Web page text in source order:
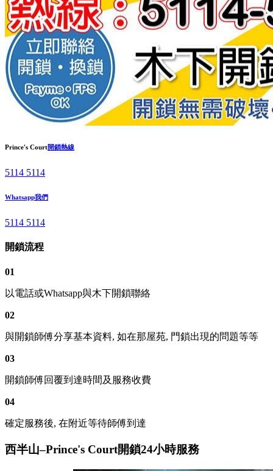
Prince's Court開鎖熱線
5114 5114
Whatsapp我們
5114 5114
開鎖流程
01
以電話或Whatsapp與木下開鎖聯絡
02
與開鎖師傅分享基本資料, 如在那屋苑, 門鎖出現的問題等等
03
開鎖師傅回覆到達時間及服務收費
04
確定服務後, 在附近等待師傅到達
西半山–Prince's Court開鎖24小時服務